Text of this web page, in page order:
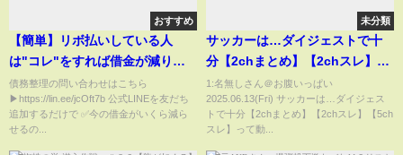
おすすめ
【簡単】リボ払いしている人
は"コレ"をすれば借金が減りま
す
債務整理の問い合わせはこちら
▶https://lin.ee/jcOft7b 公式LINEを友だち
追加するだけで ✅今の借金がいくら減ら
せるの...
未分類
サッカーは…ダイジェストで十
分【2chまとめ】【2chスレ】
【5chスレ】
1:名無しさん＠お腹いっぱい
2025.06.13(Fri) サッカーは…ダイジェス
トで十分【2chまとめ】【2chスレ】【5ch
スレ】って動...